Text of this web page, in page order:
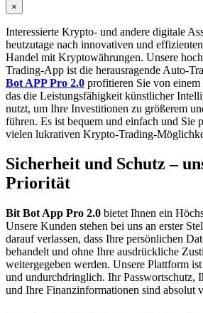
×
Interessierte Krypto- und andere digitale
heutzutage nach innovativen und
Handel mit Kryptowährungen. Unsere
Trading-App ist die herausragende Auto-
Bot APP Pro 2.0 profitieren Sie von
das die Leistungsfähigkeit künstlicher
nutzt, um Ihre Investitionen zu größerem
führen. Es ist bequem und einfach und Sie
vielen lukrativen Krypto-Trading-
Sicherheit und Schutz –
Priorität
Bit Bot App Pro 2.0 bietet Ihnen ein
Unsere Kunden stehen bei uns an erster
darauf verlassen, dass Ihre persönlichen
behandelt und ohne Ihre ausdrückliche
weitergegeben werden. Unsere Plattform
und undurchdringlich. Ihr Passwortschutz,
und Ihre Finanzinformationen sind absolut